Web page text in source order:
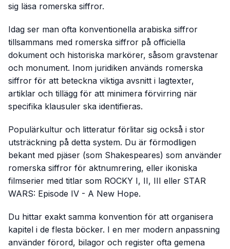
sig läsa romerska siffror.
Idag ser man ofta konventionella arabiska siffror
tillsammans med romerska siffror på officiella
dokument och historiska markörer, såsom gravstenar
och monument. Inom juridiken används romerska
siffror för att beteckna viktiga avsnitt i lagtexter,
artiklar och tillägg för att minimera förvirring när
specifika klausuler ska identifieras.
Populärkultur och litteratur förlitar sig också i stor
utsträckning på detta system. Du är förmodligen
bekant med pjäser (som Shakespeares) som använder
romerska siffror för aktnumrering, eller ikoniska
filmserier med titlar som ROCKY I, II, III eller STAR
WARS: Episode IV - A New Hope.
Du hittar exakt samma konvention för att organisera
kapitel i de flesta böcker. I en mer modern anpassning
använder förord, bilagor och register ofta gemena